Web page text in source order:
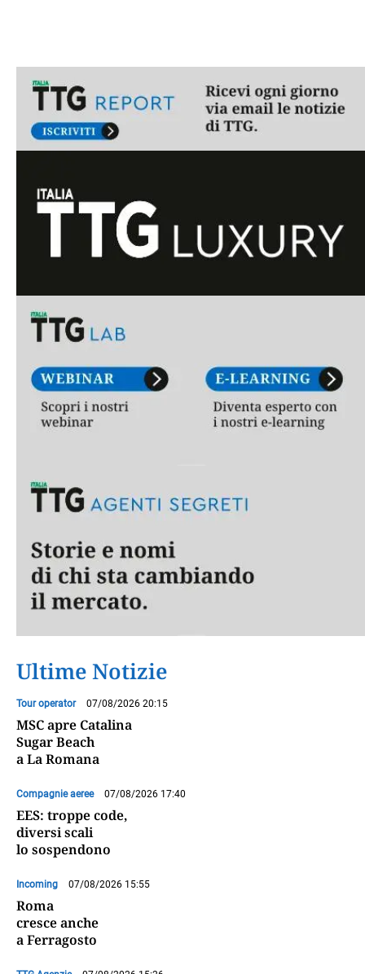
Ultime Notizie
Tour operator 07/08/2026 20:15
MSC apre Catalina
Sugar Beach
a La Romana
Compagnie aeree 07/08/2026 17:40
EES: troppe code,
diversi scali
lo sospendono
Incoming 07/08/2026 15:55
Roma
cresce anche
a Ferragosto